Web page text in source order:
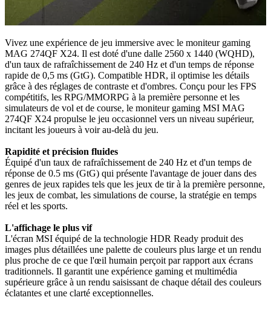
Vivez une expérience de jeu immersive avec le moniteur gaming
MAG 274QF X24. Il est doté d'une dalle 2560 x 1440 (WQHD),
d'un taux de rafraîchissement de 240 Hz et d'un temps de réponse
rapide de 0,5 ms (GtG). Compatible HDR, il optimise les détails
grâce à des réglages de contraste et d'ombres. Conçu pour les FPS
compétitifs, les RPG/MMORPG à la première personne et les
simulateurs de vol et de course, le moniteur gaming MSI MAG
274QF X24 propulse le jeu occasionnel vers un niveau supérieur,
incitant les joueurs à voir au-delà du jeu.
Rapidité et précision fluides
Équipé d'un taux de rafraîchissement de 240 Hz et d'un temps de
réponse de 0.5 ms (GtG) qui présente l'avantage de jouer dans des
genres de jeux rapides tels que les jeux de tir à la première personne,
les jeux de combat, les simulations de course, la stratégie en temps
réel et les sports.
L'affichage le plus vif
L'écran MSI équipé de la technologie HDR Ready produit des
images plus détaillées une palette de couleurs plus large et un rendu
plus proche de ce que l'œil humain perçoit par rapport aux écrans
traditionnels. Il garantit une expérience gaming et multimédia
supérieure grâce à un rendu saisissant de chaque détail des couleurs
éclatantes et une clarté exceptionnelles.